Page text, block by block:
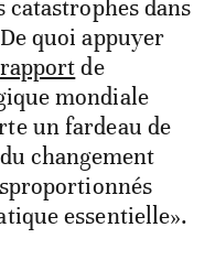
catastrophes dans
quoi appuyer
rapportde
mondiale
un fardeau de
changement
essentielle».